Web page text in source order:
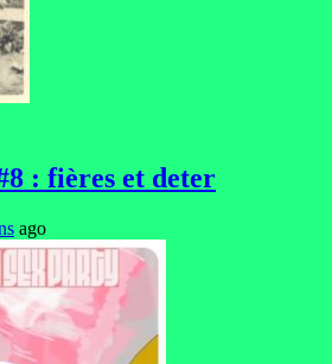
: fières et deter
ago